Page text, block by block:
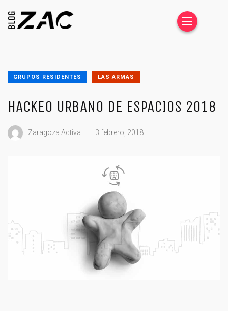
GRUPOS RESIDENTES LAS ARMAS
HACKEO URBANO DE ESPACIOS 2018
Zaragoza Activa 3 febrero, 2018